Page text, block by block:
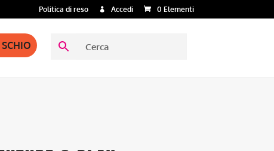
Politica di reso Accedi 0 Elementi